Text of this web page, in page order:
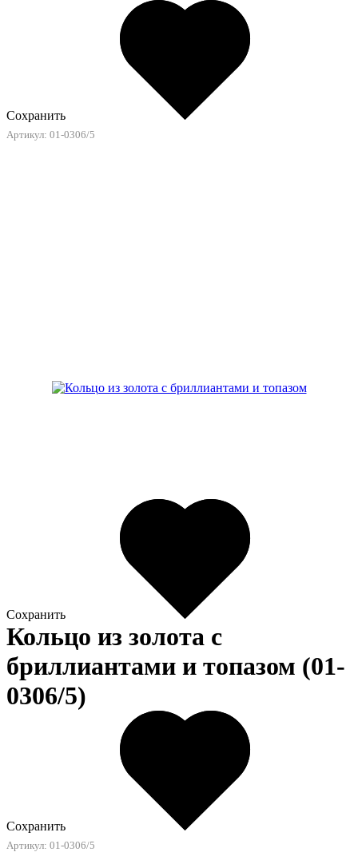
Сохранить
Артикул: 01-0306/5
Сохранить
Кольцо из золота c
бриллиантами и топазом (01-
0306/5)
Сохранить
Артикул: 01-0306/5